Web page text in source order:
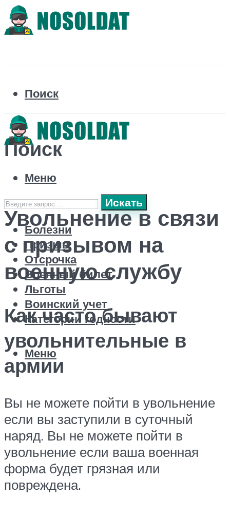
Поиск
Поиск
Искать
Болезни
Призыв
Отсрочка
Военный билет
Льготы
Воинский учет
Категории годности
Меню
Меню
Увольнение в связи
с призывом на
военную службу
Как часто бывают
увольнительные в
армии
Вы не можете пойти в увольнение
если вы заступили в суточный
наряд. Вы не можете пойти в
увольнение если ваша военная
форма будет грязная или
повреждена.